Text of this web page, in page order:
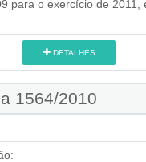
para o exercício de 2011,
DETALHES
1564/2010